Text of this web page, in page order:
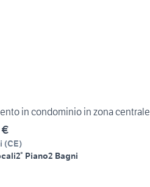
in condominio in zona centrale
€
(CE)
2° Piano2 Bagni